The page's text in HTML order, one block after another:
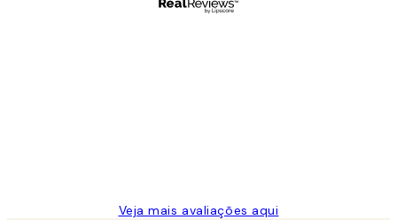
Veja mais avaliações aqui